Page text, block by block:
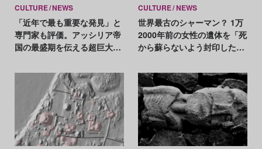
CULTURE NEWS
「近年で最も重要な発見」と
専門家も評価。アッシリア帝
国の最盛期を伝える超巨大な
CULTURE NEWS
世界最古のシャーマン？ 1万
2000年前の女性の遺体を「死
から蘇らないよう封印した可